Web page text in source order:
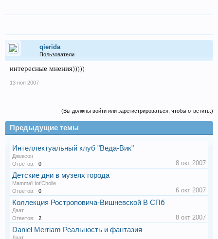
qierida
Пользователи
интересные мнения)))))
13 ноя 2007
(Вы должны войти или зарегистрироваться, чтобы ответить.)
Предыдущие темы
Интеллектуальный клуб "Веда-Вик"
Джексон
Ответов:
0 8 окт 2007
Детские дни в музеях города
Mamma'Hot'Cholle
Ответов:
0 6 окт 2007
Коллекция Ростроповича-Вишневской В СПб
Даат
Ответов:
2 8 окт 2007
Daniel Merriam Реальность и фантазия
Даат